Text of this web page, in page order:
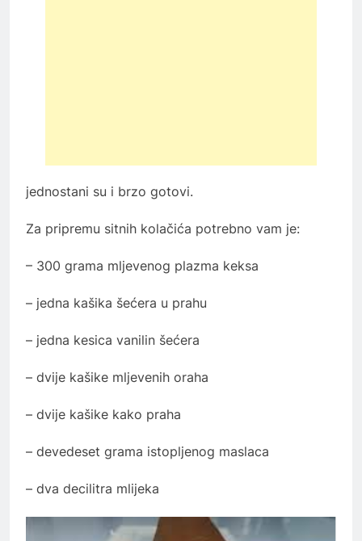
jednostani su i brzo gotovi.
Za pripremu sitnih kolačića potrebno vam je:
– 300 grama mljevenog plazma keksa
– jedna kašika šećera u prahu
– jedna kesica vanilin šećera
– dvije kašike mljevenih oraha
– dvije kašike kako praha
– devedeset grama istopljenog maslaca
– dva decilitra mlijeka